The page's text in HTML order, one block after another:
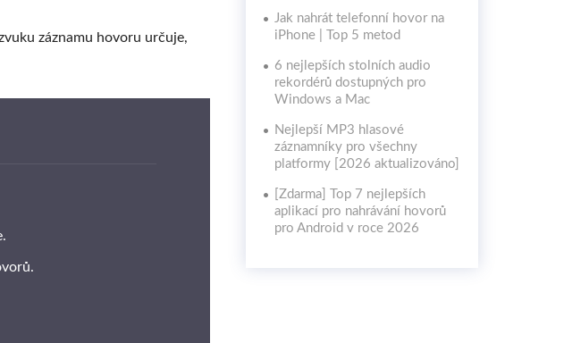
záznamu hovoru určuje,
Jak nahrát telefonní hovor na
iPhone | Top 5 metod
6 nejlepších stolních audio
rekordérů dostupných pro
Windows a Mac
Nejlepší MP3 hlasové
záznamníky pro všechny
platformy [2026 aktualizováno]
[Zdarma] Top 7 nejlepších
aplikací pro nahrávání hovorů
pro Android v roce 2026